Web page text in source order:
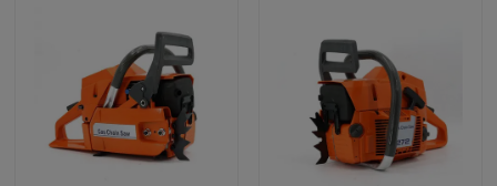
비디오